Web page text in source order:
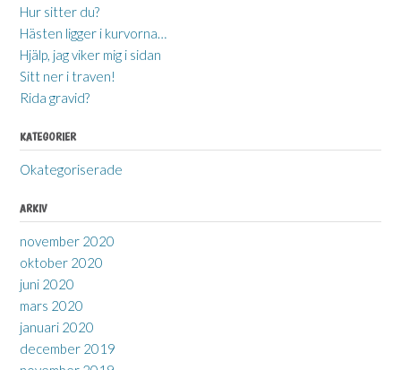
Hur sitter du?
Hästen ligger i kurvorna…
Hjälp, jag viker mig i sidan
Sitt ner i traven!
Rida gravid?
KATEGORIER
Okategoriserade
ARKIV
november 2020
oktober 2020
juni 2020
mars 2020
januari 2020
december 2019